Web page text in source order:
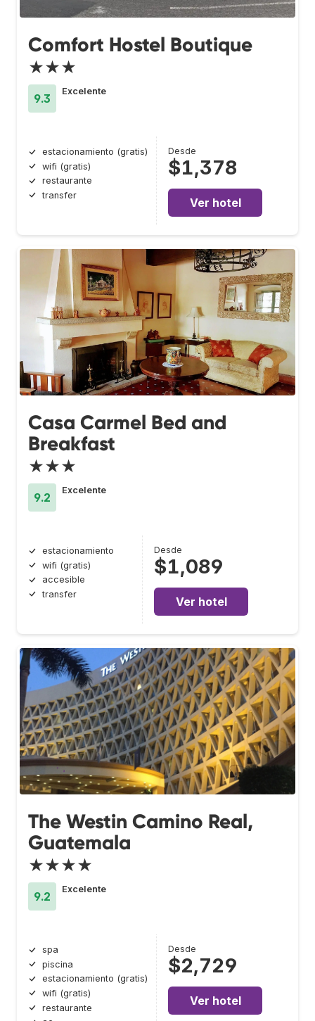
Comfort Hostel Boutique
★★★
9.3
Excelente
estacionamiento (gratis)
wifi (gratis)
restaurante
transfer
Desde
$1,378
Ver hotel
Casa Carmel Bed and
Breakfast
★★★
9.2
Excelente
estacionamiento
wifi (gratis)
accesible
transfer
Desde
$1,089
Ver hotel
The Westin Camino Real,
Guatemala
★★★★
9.2
Excelente
spa
piscina
estacionamiento (gratis)
wifi (gratis)
restaurante
Desde
$2,729
Ver hotel